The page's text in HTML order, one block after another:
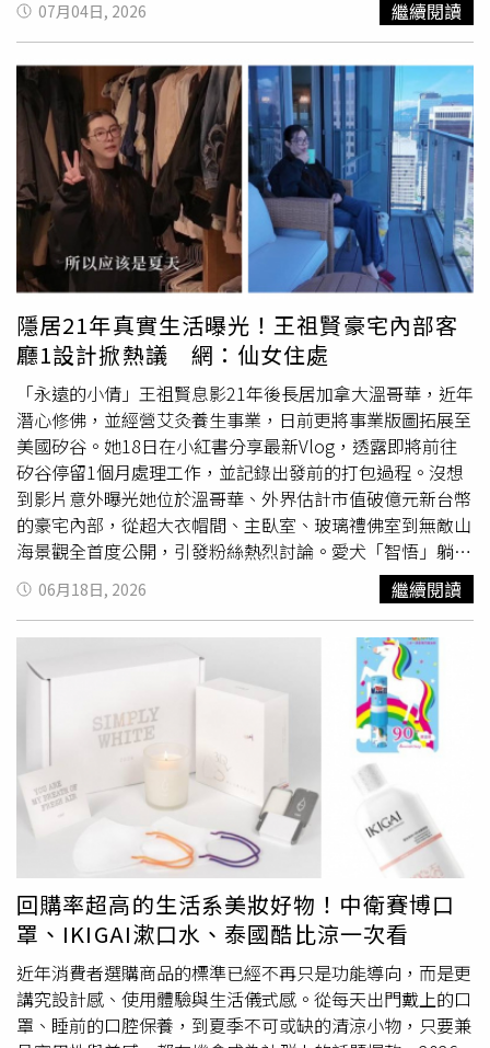
期許自己要更努力學習中文，未來希望能將日本職棒細膩的
應援文化與台灣的熱情風格完美結合，擦出不一樣的火
花。」彭彭則感性地表示：「剛開始以為會很緊張，沒想到
現場的興奮感完全蓋過了壓力！能跟其他隊伍的女孩一起並
肩應援，那種歡樂氛圍真的會上癮。看著學姊們臨場反應極
快、氣場十足，我更堅定要成為一名稱職啦啦隊員的目標。
好不容易來到這個圈子，我不想平平淡淡地交作業，我希望
每一場表演都能充實到讓自己不後悔，明年也想挑戰更多舞
台，展現不同面向的自己。」
作為取名呼應，像是「伊的頭頂已經有這頂」漁夫帽與棒球
帽、「愛你敢有穿」黑Tshirt與白Tshirt、「會記得喔」鑰匙
圈、「富凱與你臉踢踢 」黑Tshirt、「包你會入心」帆布
袋、「亨利先生」尪仔物、「這是我最愛的寶貝」大禮包
組。許富凱一直沈迷盲盒抽娃娃的行銷，這次也特別提出希
望有一隻專屬於自己的可愛公仔，於是以新專輯《尪仔物》
為概念，誕生了這隻超可愛的「亨利先生」，日前在節目分
享時就引爆熱議，許多粉絲、就連身邊朋友都來詢問要如何
訂購。許富凱這次趁著要到夏戀嘉年華演出的期間，特別把
公仔「帶出場」到花蓮旅行，一起品嚐美食、悠遊觀光。許
富凱推出許多以音樂作品為名的商品。（圖／喜樂娛樂提
供）不僅設計帽子、包包，粉絲跟著南北跑，常得在豔陽下
辛苦追星，許富凱特別提出希望能推出漁夫帽、棒球帽，兩
種款式讓大家可以穿搭，還可以遮陽避暑防曬。而演唱會備
戰進行到彩排階段，上週他特別到練團室與樂手老師們確認
演唱細節、也開始為造型定裝，一切慢慢就緒，也再度呼籲
大家一起來台北小巨蛋聽歌過父親節。
07月04日, 2026 繼續閱讀
隱居21年真實生活曝光！王祖賢豪宅內部客
廳1設計掀熱議 網：仙女住處
「永遠的小倩」王祖賢息影21年後長居加拿大溫哥華，近年
潛心修佛，並經營艾灸養生事業，日前更將事業版圖拓展至
美國矽谷。她18日在小紅書分享最新Vlog，透露即將前往
矽谷停留1個月處理工作，並記錄出發前的打包過程。沒想
到影片意外曝光她位於溫哥華、外界估計市值破億元新台幣
的豪宅內部，從超大衣帽間、主臥室、玻璃禮佛室到無敵山
海景觀全首度公開，引發粉絲熱烈討論。愛犬「智悟」躺進
行李箱不肯離開，逗趣模樣成為影片亮點之一。影片中，王
祖賢先走進衣帽間整理行李，只見大型衣櫃幾乎占據兩面牆
面，各式服裝整齊吊掛、分類清楚。由於聽說矽谷近期天氣
炎熱、陽光充足，她特別挑選數件襯衫及夏季服飾同行。過
程中愛犬「智悟」全程陪伴在旁，甚至直接躺進行李箱不願
離開，讓王祖賢一邊整理行李、一邊抱著愛犬又親又哄，溫
馨互動畫面萌翻大批網友。王祖賢主臥室採大片落地窗設
計，可遠眺溫哥華高樓天際線與山海景色。接著鏡頭帶到主
臥室，房內採用簡約溫馨風格設計，木質地板搭配大片落地
窗，充足自然光灑滿整個空間。窗外不僅可遠眺溫哥華市區
景觀，還能將山景、海景盡收眼底。王祖賢坦言自己其實不
太喜歡整理行李，對她來說打包是一件有點困難的事，但想
到即將離家一個月，仍仔細準備所有生活用品。影片也曝光
豪宅客廳格局。整體採開放式設計，客廳與廚房連成一體，
並設有大型中島吧檯與大片落地窗，空間感十足。不過最吸
睛的莫過於客廳一角特別打造的佛堂區域，除了設有佛龕
外，還規劃出一間以透明玻璃圍塑而成的獨立禮佛室，空間
寬敞且採光明亮。多年來潛心修佛的王祖賢，將佛堂融入居
06月18日, 2026 繼續閱讀
回購率超高的生活系美妝好物！中衛賽博口
罩、IKIGAI漱口水、泰國酷比涼一次看
近年消費者選購商品的標準已經不再只是功能導向，而是更
講究設計感、使用體驗與生活儀式感。從每天出門戴上的口
罩、睡前的口腔保養，到夏季不可或缺的清涼小物，只要兼